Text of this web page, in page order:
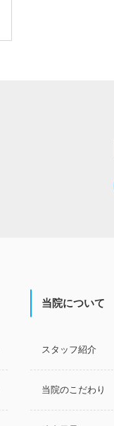
当院について
スタッフ紹介
当院のこだわり